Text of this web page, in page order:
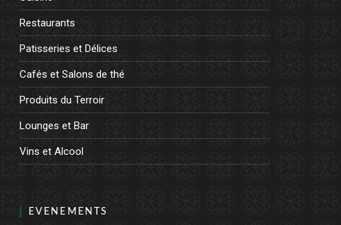
Restaurants
Patisseries et Délices
Cafés et Salons de thé
Produits du Terroir
Lounges et Bar
Vins et Alcool
EVENEMENTS